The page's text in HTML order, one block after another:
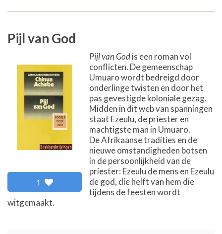
Pijl van God
1
Pijl van Godis een roman vol
conflicten. De gemeenschap
Umuaro wordt bedreigd door
onderlinge twisten en door het
pas gevestigde koloniale gezag.
Midden in dit web van spanningen
staat Ezeulu, de priester en
machtigste man in Umuaro.
De Afrikaanse tradities en de
nieuwe omstandigheden botsen
in de persoonlijkheid van de
priester: Ezeulu de mens en Ezeulu
de god, die helft van hem die
tijdens de feesten wordt
witgemaakt.